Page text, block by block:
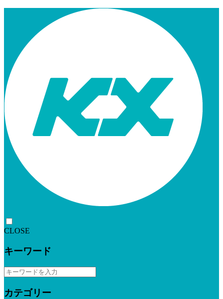
CLOSE
キーワード
カテゴリー